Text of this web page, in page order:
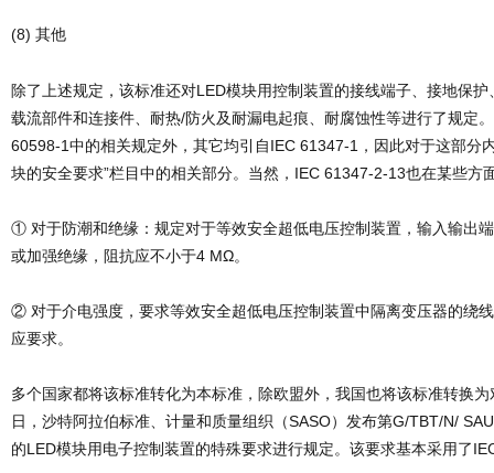
(8) 其他
除了上述规定，该标准还对LED模块用控制装置的接线端子、接地保
载流部件和连接件、耐热/防火及耐漏电起痕、耐腐蚀性等进行了规定
60598-1中的相关规定外，其它均引自IEC 61347-1，因此对于这部分
块的安全要求”栏目中的相关部分。当然，IEC 61347-2-13也在某些方
① 对于防潮和绝缘：规定对于等效安全超低电压控制装置，输入输出
或加强绝缘，阻抗应不小于4 MΩ。
② 对于介电强度，要求等效安全超低电压控制装置中隔离变压器的绕
应要求。
多个国家都将该标准转化为本标准，除欧盟外，我国也将该标准转换
日，沙特阿拉伯标准、计量和质量组织（SASO）发布第G/TBT/N/
的LED模块用电子控制装置的特殊要求进行规定。该要求基本采用了